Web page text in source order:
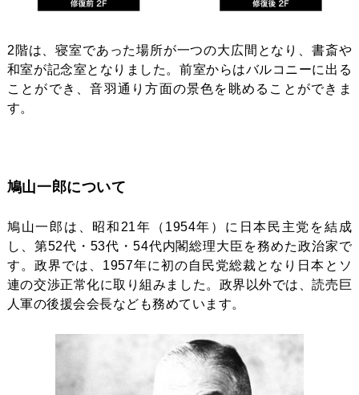
2階は、寝室であった場所が一つの大広間となり、書斎や
和室が記念室となりました。前室からはバルコニーに出る
ことができ、音羽通り方面の景色を眺めることができま
す。
鳩山一郎について
鳩山一郎は、昭和21年（1954年）に日本民主党を結成
し、第52代・53代・54代内閣総理大臣を務めた政治家で
す。政界では、1957年に初の自民党総裁となり日本とソ
連の交渉正常化に取り組みました。政界以外では、読売巨
人軍の後援会会長なども務めています。